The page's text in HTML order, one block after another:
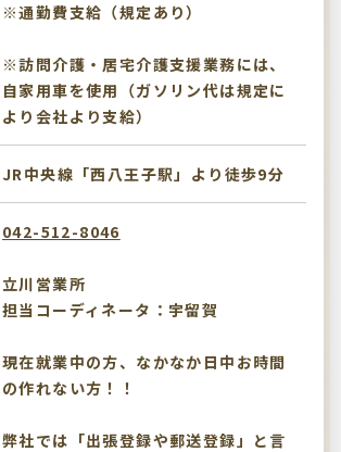
※通勤費支給（規定あり）
※訪問介護・居宅介護支援業務には、
自家用車を使用（ガソリン代は規定に
より会社より支給）
JR中央線「西八王子駅」より徒歩9分
042-512-8046
立川営業所
担当コーディネータ：宇留賀
現在就業中の方、なかなか日中お時間
の作れない方！！
弊社では「出張登録や郵送登録」と言